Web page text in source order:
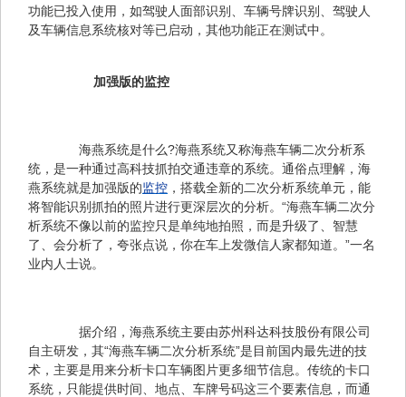
功能已投入使用，如驾驶人面部识别、车辆号牌识别、驾驶人
及车辆信息系统核对等已启动，其他功能正在测试中。
加强版的监控
海燕系统是什么?海燕系统又称海燕车辆二次分析系
统，是一种通过高科技抓拍交通违章的系统。通俗点理解，海
燕系统就是加强版的监控 ，搭载全新的二次分析系统单元，能
将智能识别抓拍的照片进行更深层次的分析。“海燕车辆二次分
析系统不像以前的监控只是单纯地拍照，而是升级了、智慧
了、会分析了，夸张点说，你在车上发微信人家都知道。”一名
业内人士说。
据介绍，海燕系统主要由苏州科达科技股份有限公司
自主研发，其“海燕车辆二次分析系统”是目前国内最先进的技
术，主要是用来分析卡口车辆图片更多细节信息。传统的卡口
系统，只能提供时间、地点、车牌号码这三个要素信息，而通